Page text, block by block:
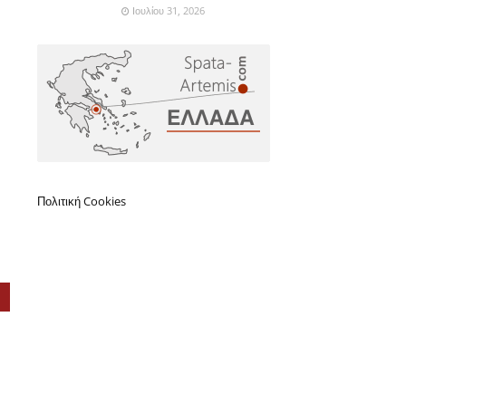
Ιουλίου 31, 2026
Πολιτική Cookies